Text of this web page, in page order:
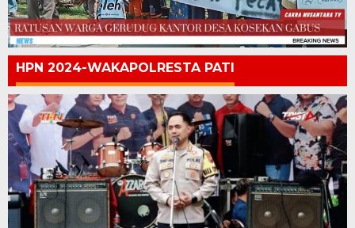
HPN 2024-WAKAPOLRESTA PATI